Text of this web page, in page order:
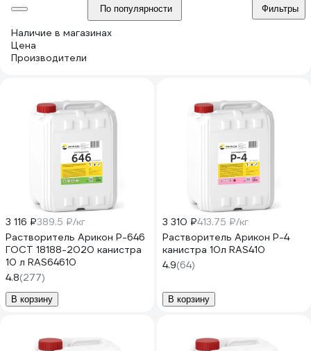
По популярности Фильтры
Наличие в магазинах
Цена
Производители
3 116 ₽389.5 ₽/кг
Растворитель Арикон Р-646
ГОСТ 18188-2020 канистра
10 л RAS64610
4.8(277)
В корзину
3 310 ₽413.75 ₽/кг
Растворитель Арикон Р-4
канистра 10л RAS410
4.9(64)
В корзину